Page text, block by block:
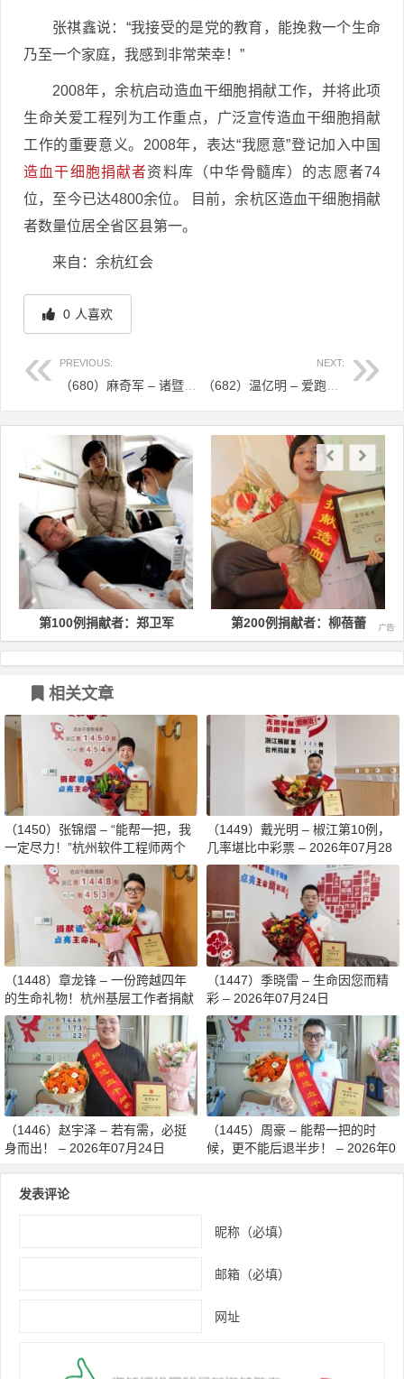
张祺鑫说：“我接受的是党的教育，能挽救一个生命
乃至一个家庭，我感到非常荣幸！”
2008年，余杭启动造血干细胞捐献工作，并将此项
生命关爱工程列为工作重点，广泛宣传造血干细胞捐献
工作的重要意义。2008年，表达“我愿意”登记加入中国
造血干细胞捐献者资料库（中华骨髓库）的志愿者74
位，至今已达4800余位。 目前，余杭区造血干细胞捐献
者数量位居全省区县第一。
来自：余杭红会
0 人喜欢
PREVIOUS: NEXT:
文章导航
第100例捐献者：郑卫军 第200例捐献者：柳蓓蕾
相关文章
（1450）张锦熠 – “能帮一把，我
一定尽力！”杭州软件工程师两个
月减重13斤赴生命之约 – 2026年0
8月03日
（1449）戴光明 – 椒江第10例，
几率堪比中彩票 – 2026年07月28
日
（1448）章龙锋 – 一份跨越四年
的生命礼物！杭州基层工作者捐献
造血干细胞传递希望 – 2026年07
月27日
（1447）季晓雷 – 生命因您而精
彩 – 2026年07月24日
（1446）赵宇泽 – 若有需，必挺
身而出！ – 2026年07月24日
（1445）周豪 – 能帮一把的时
候，更不能后退半步！ – 2026年0
发表评论
昵称（必填）
邮箱（必填）
网址